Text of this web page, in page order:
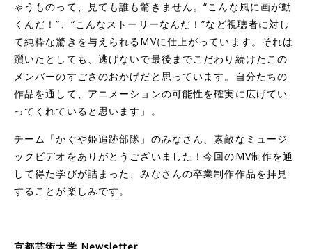
ゃうものって、見ても誰も驚きません。“こんな風に画が動
くんだ！”、“こんなストーリーなんだ！”など視聴者に対し
て純粋な驚きを与えられるMVに仕上がっています。それは
躓いたとしても、逃げないで最後までこだわり続けたこの
メンバーのすごさのおかげだと思っています。自分たちの
作品を通して、アニメーションの可能性を確実に広げてい
ってくれていると思います」。
チーム「かぐや姫追跡部隊」のみなさん、素敵なミュージ
ックビデオをありがとうございました！今回のMV制作を通
して得た学びが詰まった、みなさんの卒業制作作品を拝見
することが楽しみです。